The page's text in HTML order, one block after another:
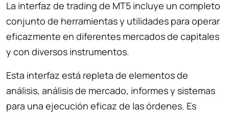
La interfaz de trading de MT5 incluye un completo
conjunto de herramientas y utilidades para operar
eficazmente en diferentes mercados de capitales
y con diversos instrumentos.
Esta interfaz está repleta de elementos de
análisis, análisis de mercado, informes y sistemas
para una ejecución eficaz de las órdenes. Es